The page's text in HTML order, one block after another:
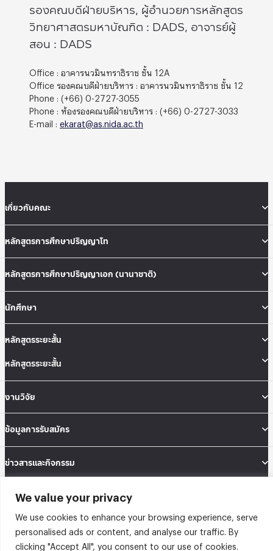
We value your privacy
We use cookies to enhance your browsing experience, serve
personalised ads or content, and analyse our traffic. By
clicking "Accept All", you consent to our use of cookies.
รองคณบดีฝ่ายบริหาร, ผู้อำนวยการหลักสูตร
วิทยาศาสตรมหาบัณฑิต : DADS, อาจารย์ผู้
สอน : DADS
Office : อาคารนวมินทราธิราช ชั้น 12A
Office รองคณบดีฝ่ายบริหาร : อาคารนวมินทราธิราช ชั้น 12
Phone : (+66) 0-2727-3055
Phone : ห้องรองคณบดีฝ่ายบริหาร : (+66) 0-2727-3033
E-mail : ekarat@as.nida.ac.th
เกี่ยวกับคณะ
หลักสูตรการศึกษาปริญญาโท
หลักสูตรการศึกษาปริญญาเอก (นานาชาติ)
นักศึกษา
หลักสูตรระยะสั้น
หลักสูตรระยะสั้น
งานวิจัย
ข้อมูลการรับสมัคร
ข่าวสารและกิจกรรม
คณะสถิติประยุกต์ อาคารนวมินทราธิราช ชั้น 12 เลขที่ 148 ถนนเสรีไทย แขวงคลองจั่น
Tel: 02-727-3035-40
Fax: 02-374-4061
Sitemap